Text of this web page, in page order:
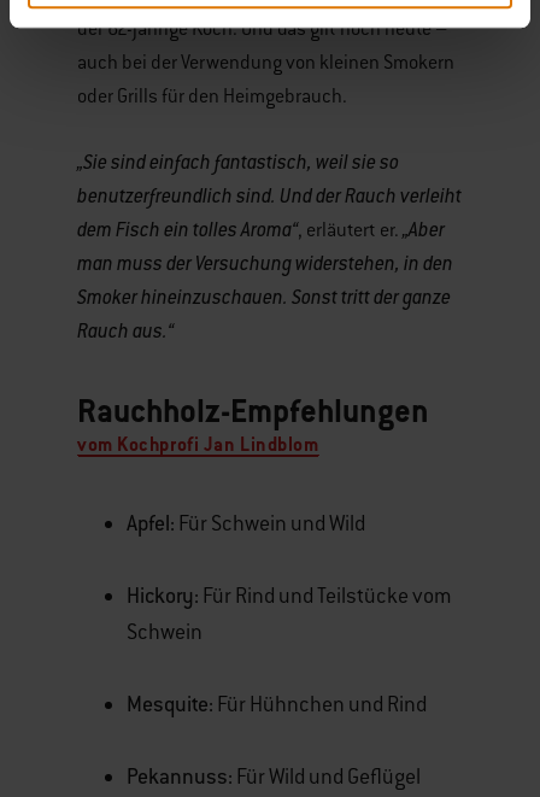
der 62-jährige Koch. Und das gilt noch heute –
auch bei der Verwendung von kleinen Smokern
oder Grills für den Heimgebrauch.
„Sie sind einfach fantastisch, weil sie so
benutzerfreundlich sind. Und der Rauch verleiht
dem Fisch ein tolles Aroma“, erläutert er. „Aber
man muss der Versuchung widerstehen, in den
Smoker hineinzuschauen. Sonst tritt der ganze
Rauch aus.“
Rauchholz-Empfehlungen
vom Kochprofi Jan Lindblom
Apfel: Für Schwein und Wild
Hickory: Für Rind und Teilstücke vom
Schwein
Mesquite: Für Hühnchen und Rind
Pekannuss: Für Wild und Geflügel